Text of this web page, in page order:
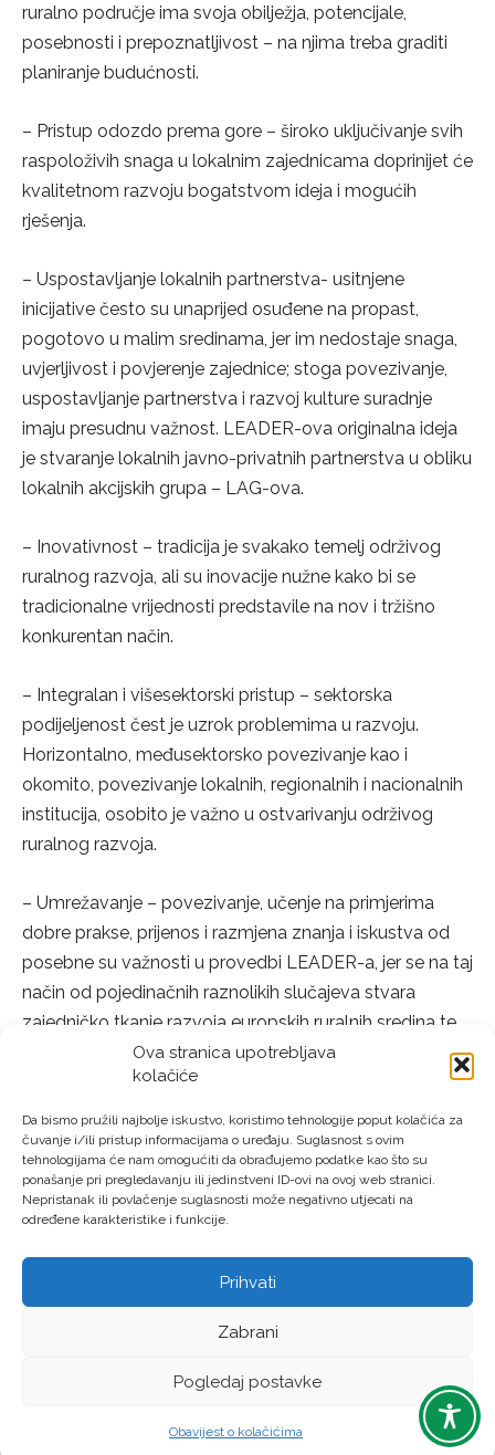
Ova stranica upotrebljava
kolačiće
Da bismo pružili najbolje iskustvo, koristimo tehnologije poput kolačića za
čuvanje i/ili pristup informacijama o uređaju. Suglasnost s ovim
tehnologijama će nam omogućiti da obrađujemo podatke kao što su
ponašanje pri pregledavanju ili jedinstveni ID-ovi na ovoj web stranici.
Nepristanak ili povlačenje suglasnosti može negativno utjecati na
određene karakteristike i funkcije.
Prihvati
Zabrani
Pogledaj postavke
Obavijest o kolačićima
ruralno područje ima svoja obilježja, potencijale,
posebnosti i prepoznatljivost – na njima treba graditi
planiranje budućnosti.
– Pristup odozdo prema gore – široko uključivanje svih
raspoloživih snaga u lokalnim zajednicama doprinijet će
kvalitetnom razvoju bogatstvom ideja i mogućih
rješenja.
– Uspostavljanje lokalnih partnerstva- usitnjene
inicijative često su unaprijed osuđene na propast,
pogotovo u malim sredinama, jer im nedostaje snaga,
uvjerljivost i povjerenje zajednice; stoga povezivanje,
uspostavljanje partnerstva i razvoj kulture suradnje
imaju presudnu važnost. LEADER-ova originalna ideja
je stvaranje lokalnih javno-privatnih partnerstva u obliku
lokalnih akcijskih grupa – LAG-ova.
– Inovativnost – tradicija je svakako temelj održivog
ruralnog razvoja, ali su inovacije nužne kako bi se
tradicionalne vrijednosti predstavile na nov i tržišno
konkurentan način.
– Integralan i višesektorski pristup – sektorska
podijeljenost čest je uzrok problemima u razvoju.
Horizontalno, međusektorsko povezivanje kao i
okomito, povezivanje lokalnih, regionalnih i nacionalnih
institucija, osobito je važno u ostvarivanju održivog
ruralnog razvoja.
– Umrežavanje – povezivanje, učenje na primjerima
dobre prakse, prijenos i razmjena znanja i iskustva od
posebne su važnosti u provedbi LEADER-a, jer se na taj
način od pojedinačnih raznolikih slučajeva stvara
zajedničko tkanje razvoja europskih ruralnih sredina te
pruža uzajamna pomoć i potpora.
– Suradnja – je korak dalje od umrežavanja, prema
pokretanju i provedbi zajedničkih projekata dva ili više
LAG-ova unutar zemlje, regije i/ili Europske unije.
LAG “Virovitički prsten” © Sva prava pridržana – Izrada:
LM DIGITAL